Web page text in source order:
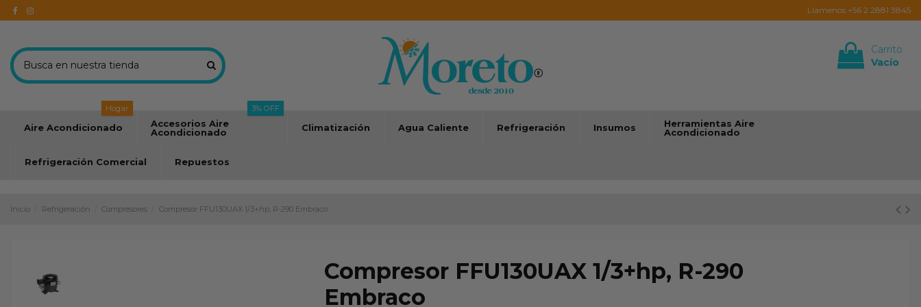
Llamenos +56 2 2881 3845
Carrito
Vacío
Aire Acondicionado
Hogar
Accesorios Aire
Acondicionado
3% OFF
Climatización Agua Caliente Refrigeración Insumos
Herramientas Aire
Acondicionado
Refrigeración Comercial Repuestos
Inicio Refrigeración Compresores Compresor FFU130UAX 1/3+hp, R-290 Embraco
Compresor FFU130UAX 1/3+hp, R-290
Embraco